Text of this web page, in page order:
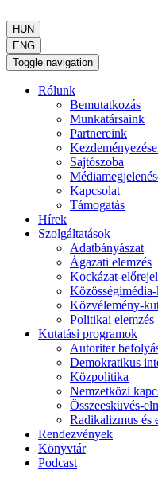
HUN
ENG
Toggle navigation
Rólunk
Bemutatkozás
Munkatársaink
Partnereink
Sajtószoba
Kapcsolat
Támogatás
Hírek
Szolgáltatások
Adatbányászat
Ágazati elemzés
Kockázat-
Közvélemény-
Politikai elemzés
Kutatási programok
Autoriter
Demokratikus
Közpolitika
Nemzetközi
Összeesküvés-
Radikalizmus és
Rendezvények
Könyvtár
Podcast